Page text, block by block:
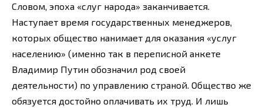
Словом, эпоха «слуг народа» заканчивается.
Наступает время государственных менеджеров,
которых общество нанимает для оказания «услуг
населению» (именно так в переписной анкете
Владимир Путин обозначил род своей
деятельности) по управлению страной. Общество же
обязуется достойно оплачивать их труд. И лишь